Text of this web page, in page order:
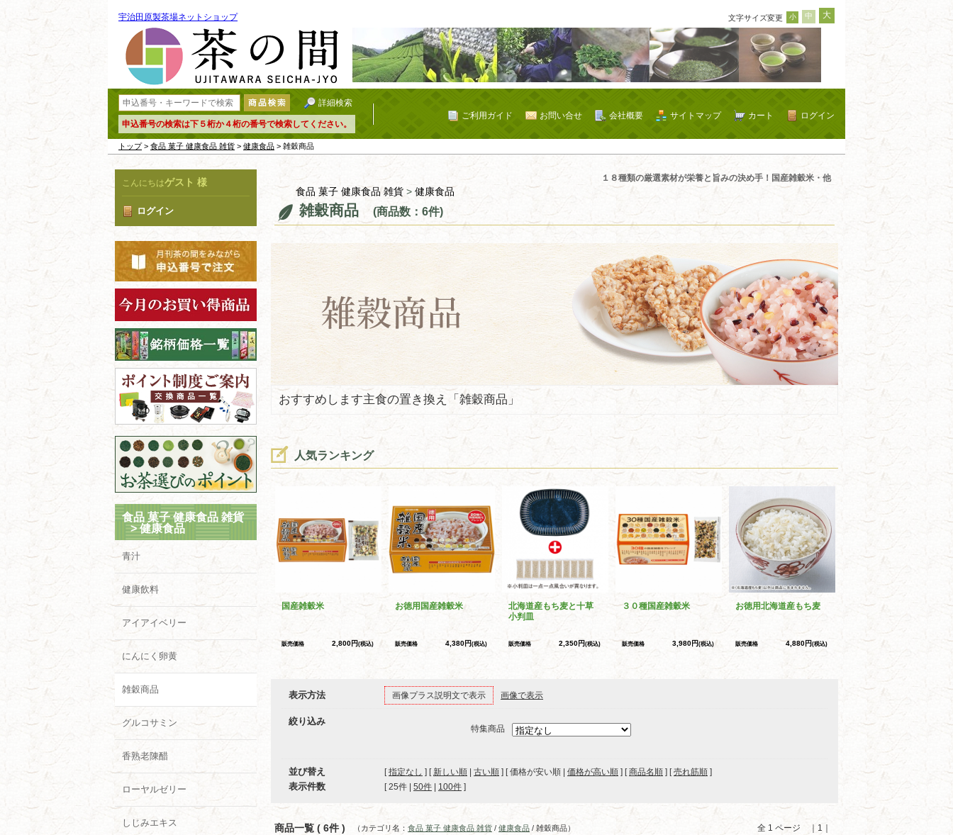
宇治田原製茶場ネットショップ 文字サイズ変更 小 中 大
詳細検索
申込番号の検索は下５桁か４桁の番号で検索してください。
ログイン
カート
サイトマップ
会社概要
お問い合せ
ご利用ガイド
トップ> 食品 菓子 健康食品 雑貨 > 健康食品 > 雑穀商品
こんにちはゲスト 様
ログイン
食品 菓子 健康食品 雑貨
>健康食品
青汁
健康飲料
アイアイベリー
にんにく卵黄
雑穀商品
グルコサミン
香熟老陳醋
ローヤルゼリー
しじみエキス
１８種類の厳選素材が栄養と旨みの決め手！国産雑穀米・他
食品 菓子 健康食品 雑貨 > 健康食品
雑穀商品 (商品数：6件)
おすすめします主食の置き換え「雑穀商品」
人気ランキング
国産雑穀米
販売価格 2,800円(税込)
お徳用国産雑穀米
販売価格 4,380円(税込)
北海道産もち麦と十草
小判皿
販売価格 2,350円(税込)
３０種国産雑穀米
販売価格 3,980円(税込)
お徳用北海道産もち麦
販売価格 4,880円(税込)
表示方法 画像プラス説明文で表示 画像で表示
絞り込み
特集商品
並び替え [指定なし ] [ 新しい順 古い順 ] [ 価格が安い順 | 価格が高い順 ] [商品名順 ] [売れ筋順 ]
表示件数 [ 25件 50件 100件 ]
商品一覧 ( 6件 ) 全 1 ページ ｜1｜
（カテゴリ名： 食品 菓子 健康食品 雑貨 / 健康食品 / 雑穀商品）